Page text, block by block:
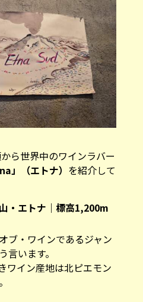
ら世界中のワインラバー
」（エトナ） を紹介して
・エトナ｜標高1,200m
ブ・ワインであるジャン
言います。
ワイン産地は北ピエモン